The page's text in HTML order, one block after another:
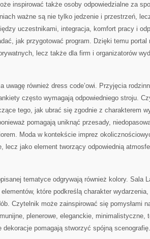
inspirować także osoby odpowiedzialne za
ważne są nie tylko jedzenie i przestrzeń,
uczestnikami, integracja, komfort pracy i
jak przygotować program. Dzięki temu
lecz także dla firm i organizatorów
uwagę również dress code’owi. Przyjęcia
często wymagają odpowiedniego stroju.
tego, jak ubrać się zgodnie z charakterem
pomagają uniknąć przesady,
Moda w kontekście imprez
lecz jako element tworzący odpowiednią
tematyce odgrywają również kolory. Sala
które podkreślą charakter
Czytelnik może zainspirować się pomysłami
plenerowe, eleganckie, minimalistyczne,
dekoracje pomagają stworzyć spójną scenografię.